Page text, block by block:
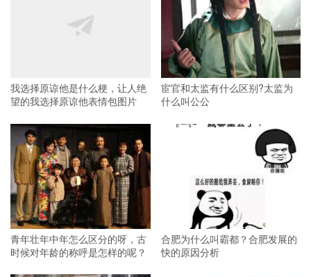
我选择原谅他是什么梗，让人绝
望的我选择原谅他表情包图片
宦官和太监有什么区别?太监为
什么叫公公
青年壮年中年怎么区分的呀，古
时候对年龄的称呼是怎样的呢？
合肥为什么叫霸都？合肥发展的
快的原因分析